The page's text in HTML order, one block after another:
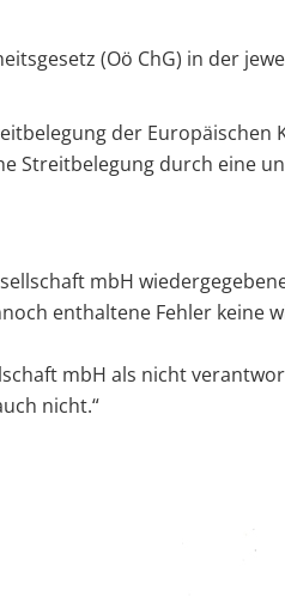
(Oö ChG) in der
der Europäischen
Streitbelegung durch eine
mbH
enthaltene Fehler keine
mbH als nicht
nicht.“